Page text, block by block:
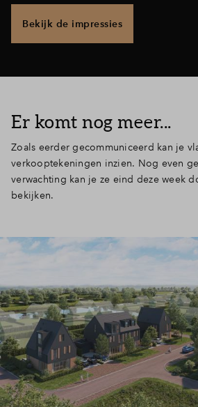
Bekijk de impressies
Er komt nog meer...
Zoals eerder gecommuniceerd kan je
verkooptekeningen inzien. Nog even
verwachting kan je ze eind deze week
bekijken.